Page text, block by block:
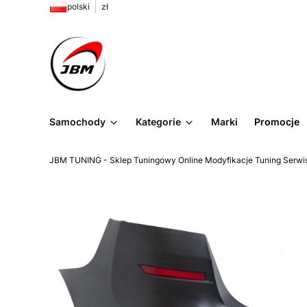
polski zł
Samochody Kategorie Marki Promocje
JBM TUNING - Sklep Tuningowy Online Modyfikacje Tuning